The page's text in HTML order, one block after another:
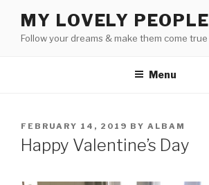
content
MY LOVELY PEOPLE
Follow your dreams & make them come true
Menu
POSTED
ON
FEBRUARY 14, 2019 BY ALBAM
Happy Valentine’s Day